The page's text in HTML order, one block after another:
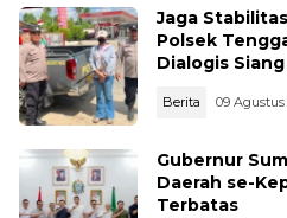
Jaga
Polsek
Dialogis
Berita 09 Agustus
Gubernur
Daerah se-
Terbatas